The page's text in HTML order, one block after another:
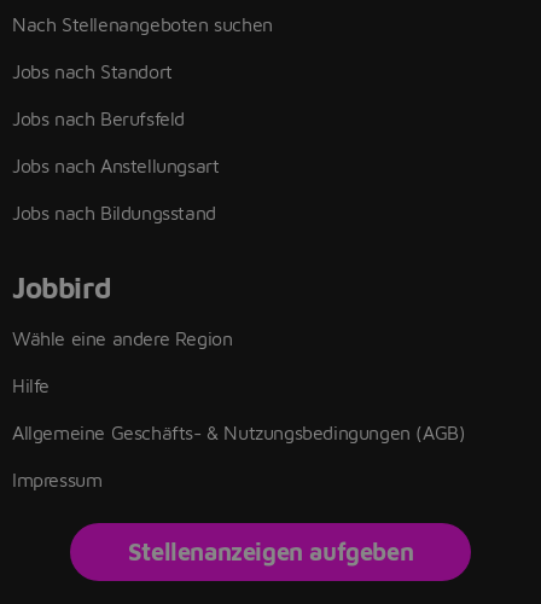
Nach Stellenangeboten suchen
Jobs nach Standort
Jobs nach Berufsfeld
Jobs nach Anstellungsart
Jobs nach Bildungsstand
Jobbird
Wähle eine andere Region
Hilfe
Allgemeine Geschäfts- & Nutzungsbedingungen (AGB)
Impressum
Stellenanzeigen aufgeben